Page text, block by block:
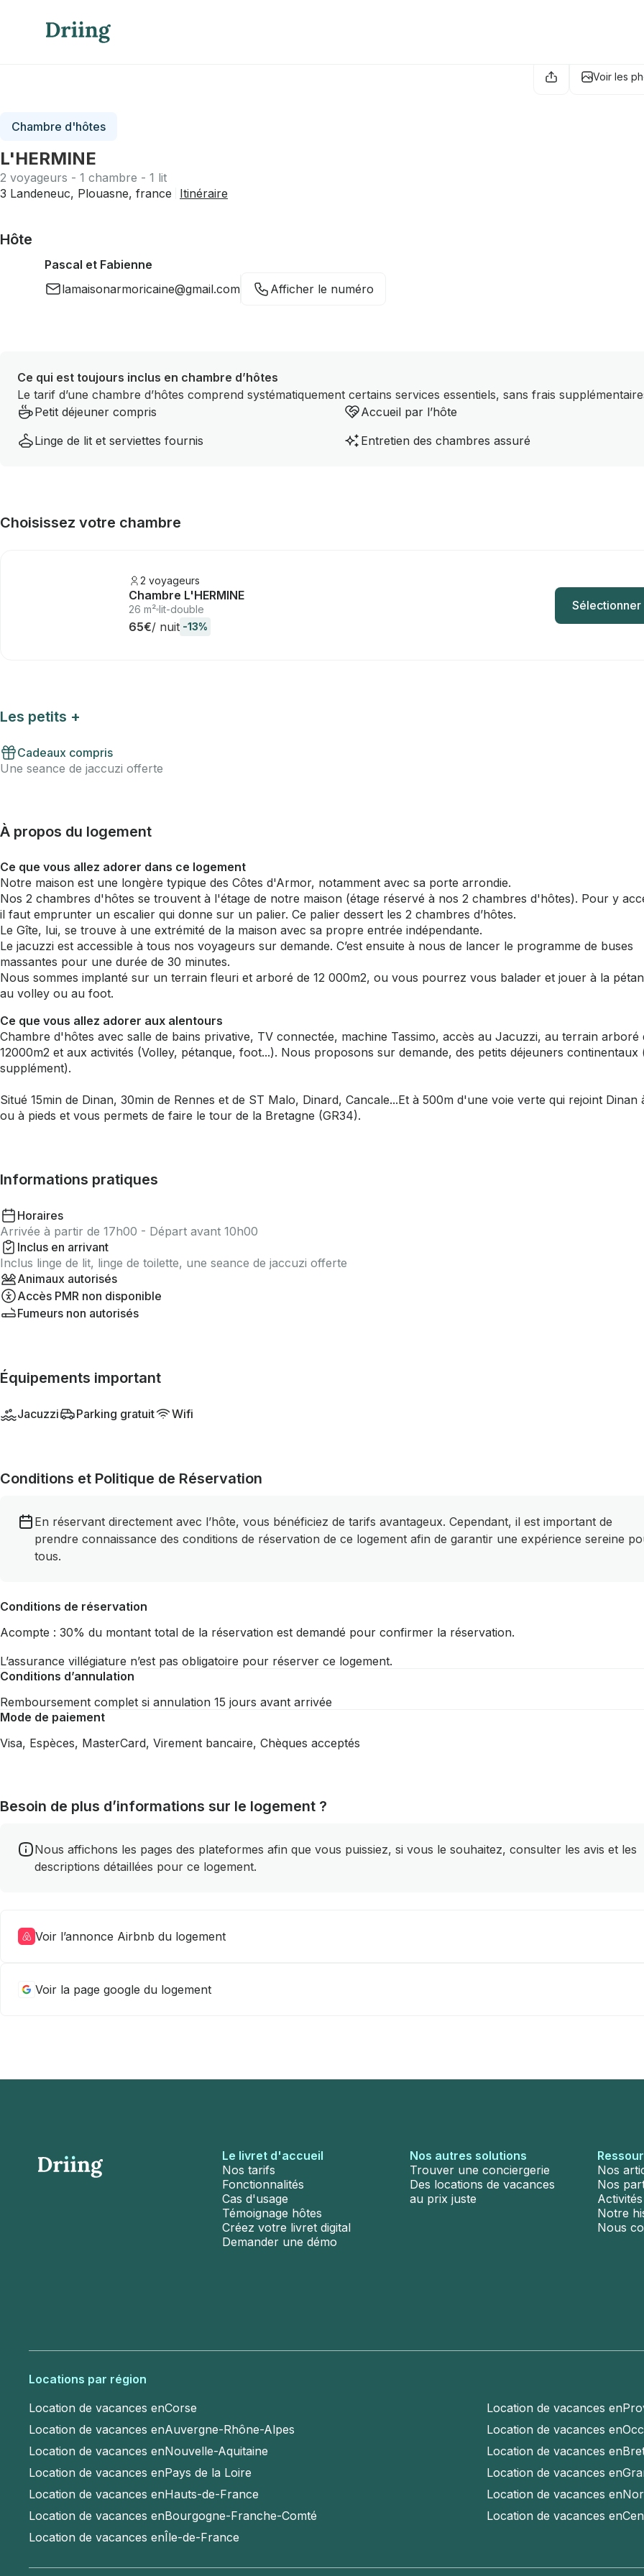
Voir les
Chambre d'hôtes
L'HERMINE
2 voyageurs - 1 chambre - 1 lit
3 Landeneuc, Plouasne, france
Itinéraire
Hôte
Pascal et Fabienne
lamaisonarmoricaine@gmail.com
Afficher le numéro
Ce qui est toujours inclus en chambre d’hôtes
Le tarif d’une chambre d’hôtes comprend systématiquement certains services essentiels, sans frais
Petit déjeuner compris
Accueil par l’hôte
Linge de lit et serviettes fournis
Entretien des chambres assuré
Choisissez votre chambre
2 voyageurs
Chambre L'HERMINE
26 m² lit-double
65€/ nuit -13%
Sélectionner
Les petits +
Cadeaux compris
Une seance de jaccuzi offerte
À propos du logement
Ce que vous allez adorer dans ce logement
Notre maison est une longère typique des Côtes d'Armor, notamment avec sa porte arrondie.
Nos 2 chambres d'hôtes se trouvent à l'étage de notre maison (étage réservé à nos 2 chambres d'hôtes). Pour y
il faut emprunter un escalier qui donne sur un palier. Ce palier dessert les 2 chambres d’hôtes.
Le Gîte, lui, se trouve à une extrémité de la maison avec sa propre entrée indépendante.
Le jacuzzi est accessible à tous nos voyageurs sur demande. C’est ensuite à nous de lancer le programme de buses
massantes pour une durée de 30 minutes.
Nous sommes implanté sur un terrain fleuri et arboré de 12 000m2, ou vous pourrez vous balader et jouer à la
au volley ou au foot.
Ce que vous allez adorer aux alentours
Chambre d'hôtes avec salle de bains privative, TV connectée, machine Tassimo, accès au Jacuzzi, au terrain arboré
12000m2 et aux activités (Volley, pétanque, foot...). Nous proposons sur demande, des petits déjeuners continentaux
supplément).
Situé 15min de Dinan, 30min de Rennes et de ST Malo, Dinard, Cancale...Et à 500m d'une voie verte qui rejoint Dinan
ou à pieds et vous permets de faire le tour de la Bretagne (GR34).
Informations pratiques
Horaires
Arrivée à partir de 17h00 - Départ avant 10h00
Inclus en arrivant
Inclus linge de lit, linge de toilette, une seance de jaccuzi offerte
Animaux autorisés
Accès PMR non disponible
Fumeurs non autorisés
Équipements important
Jacuzzi Parking gratuit Wifi
Conditions et Politique de Réservation
En réservant directement avec l’hôte, vous bénéficiez de tarifs avantageux. Cependant, il est important de
prendre connaissance des conditions de réservation de ce logement afin de garantir une expérience sereine
tous.
Conditions de réservation
Acompte : 30% du montant total de la réservation est demandé pour confirmer la réservation.
L’assurance villégiature n’est pas obligatoire pour réserver ce logement.
Conditions d’annulation
Remboursement complet si annulation 15 jours avant arrivée
Mode de paiement
Visa, Espèces, MasterCard, Virement bancaire, Chèques acceptés
Besoin de plus d’informations sur le logement ?
Nous affichons les pages des plateformes afin que vous puissiez, si vous le souhaitez, consulter les avis et les
descriptions détaillées pour ce logement.
Voir l’annonce Airbnb du logement
Voir la page google du logement
Le livret d'accueil
Nos tarifs
Fonctionnalités
Cas d'usage
Témoignage hôtes
Créez votre livret digital
Demander une démo
Nos autres solutions
Trouver une conciergerie
Des locations de vacances
au prix juste
Nos
Nos
Notre
Nous
Locations par région
Location de vacances enCorse Location de vacances en
Location de vacances enAuvergne-Rhône-Alpes Location de vacances en
Location de vacances enNouvelle-Aquitaine Location de vacances en
Location de vacances enPays de la Loire Location de vacances en
Location de vacances enHauts-de-France Location de vacances en
Location de vacances enBourgogne-Franche-Comté Location de vacances en
Location de vacances enÎle-de-France